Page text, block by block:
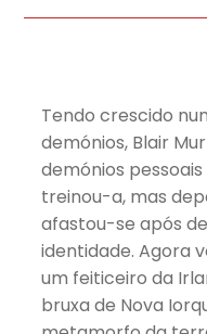
Tendo crescido
demónios, Blair
demónios
treinou-a, mas
afastou-se após
identidade. Agora
um feiticeiro da
bruxa de Nova